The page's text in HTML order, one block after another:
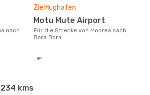
Zielflughafen
Motu Mute Airport
Für die Strecke von Moorea nach
Bora Bora
234 kms